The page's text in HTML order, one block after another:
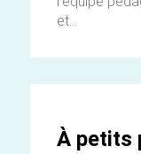
et...
À petits